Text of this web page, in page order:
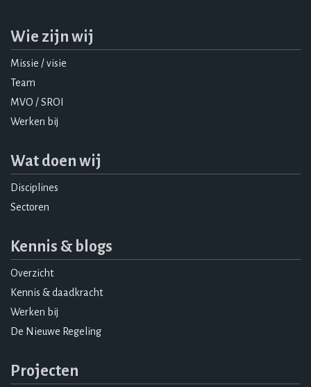
Wie zijn wij
Missie / visie
Team
MVO / SROI
Werken bij
Wat doen wij
Disciplines
Sectoren
Kennis & blogs
Overzicht
Kennis & daadkracht
Werken bij
De Nieuwe Regeling
Projecten